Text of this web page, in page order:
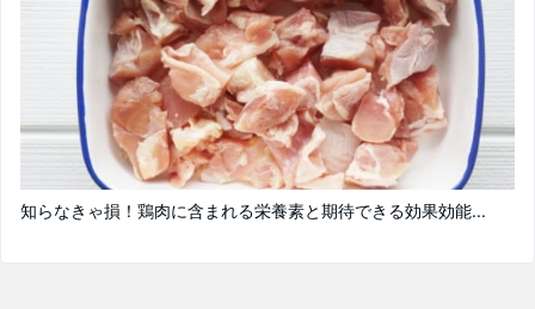
知らなきゃ損！鶏肉に含まれる栄養素と期待できる効果効能...